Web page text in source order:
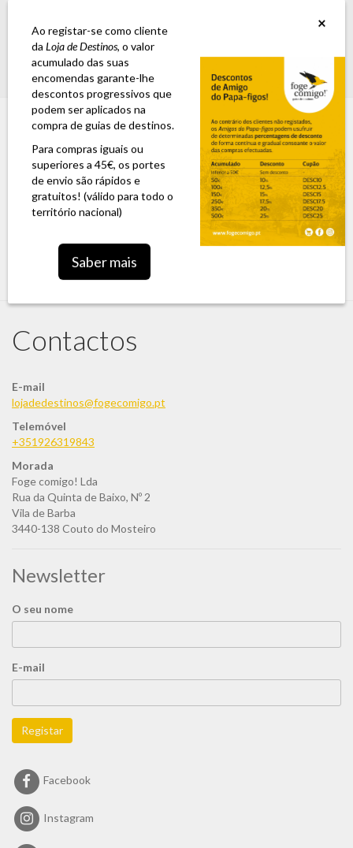
GUIA ESTRADA NACIONAL 2: A 6ª edição já se encontra disponível para
encomenda
Login 0,00 €
Toggle
Contactos
E-mail
lojadedestinos@fogecomigo.pt
Telemóvel
+351926319843
Morada
Foge comigo! Lda
Rua da Quinta de Baixo, Nº 2
Vila de Barba
3440-138 Couto do Mosteiro
Newsletter
O seu nome
E-mail
Registar
Facebook
Instagram
×
Ao registar-se como cliente
da Loja de Destinos, o valor
acumulado das suas
encomendas garante-lhe
descontos progressivos que
podem ser aplicados na
compra de guias de destinos.
Para compras iguais ou
superiores a 45€, os portes
de envio são rápidos e
gratuitos! (válido para todo o
território nacional)
Saber mais